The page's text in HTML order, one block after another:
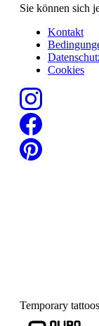
Sie können sich
Kontakt
Cookies
Temporary